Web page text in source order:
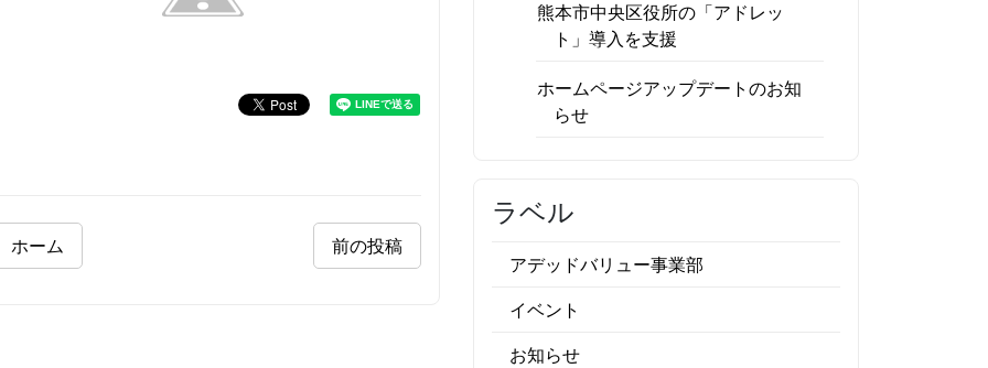
前の投稿
ホーム
熊本市中央区役所の「アドレッ
ト」導入を支援
ホームページアップデートのお知
らせ
ラベル
アデッドバリュー事業部
イベント
お知らせ